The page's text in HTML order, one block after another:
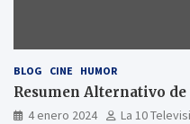
BLOG CINE HUMOR
Resumen Alternativo de
4 enero 2024 La 10